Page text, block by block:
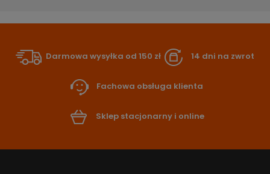
Darmowa wysyłka od 150 zł 14 dni na zwrot
Fachowa obsługa klienta
Sklep stacjonarny i online